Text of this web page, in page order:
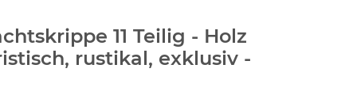
11 Teilig - Holz
rustikal, exklusiv -